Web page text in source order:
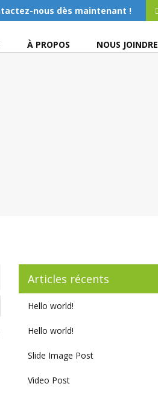
nous dès maintenant !
À PROPOS NOUS JOINDRE
Articles récents
Hello world!
Hello world!
Slide Image Post
Video Post